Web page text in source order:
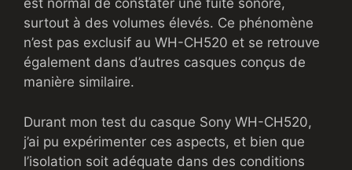
est normal de constater une fuite sonore,
surtout à des volumes élevés. Ce phénomène
n’est pas exclusif au WH-CH520 et se retrouve
également dans d’autres casques conçus de
manière similaire.
Durant mon test du casque Sony WH-CH520,
j’ai pu expérimenter ces aspects, et bien que
l’isolation soit adéquate dans des conditions